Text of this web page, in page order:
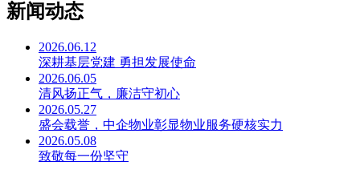
新闻动态
2026.06.12
深耕基层党建 勇担发展使命
2026.06.05
清风扬正气，廉洁守初心
2026.05.27
盛会载誉，中企物业彰显物业服务硬核实力
2026.05.08
致敬每一份坚守